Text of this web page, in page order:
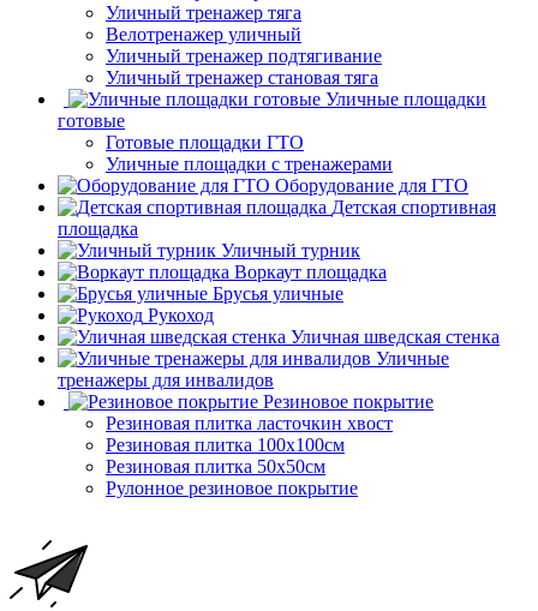
Уличный тренажер тяга
Велотренажер уличный
Уличный тренажер подтягивание
Уличный тренажер становая тяга
Уличные площадки
готовые
Готовые площадки ГТО
Уличные площадки с тренажерами
Оборудование для ГТО
Детская спортивная
площадка
Уличный турник
Воркаут площадка
Брусья уличные
Рукоход
Уличная шведская стенка
Уличные
тренажеры для инвалидов
Резиновое покрытие
Резиновая плитка ласточкин хвост
Резиновая плитка 100х100см
Резиновая плитка 50х50см
Рулонное резиновое покрытие